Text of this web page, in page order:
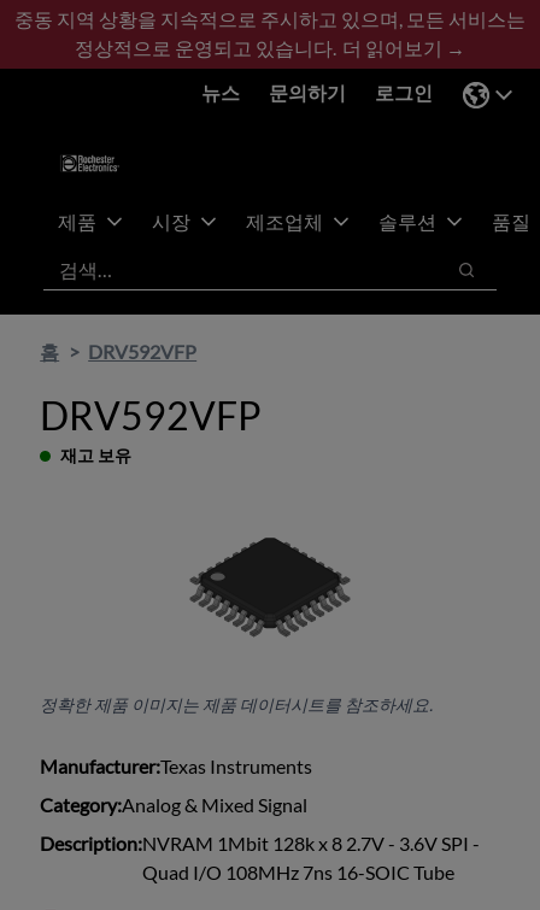
기
콘
바
글
중동 지역 상황을 지속적으로 주시하고 있으며, 모든 서비스는
정상적으로 운영되고 있습니다. 더 읽어보기 →
뉴스
문의하기 로그인
제품 시장 제조업체 솔루션
품질
검색
검색
홈 DRV592VFP
DRV592VFP
재고 보유
정확한 제품 이미지는 제품 데이터시트를 참조하세요.
Manufacturer:Texas Instruments
Category:Analog & Mixed Signal
Description:NVRAM 1Mbit 128k x 8 2.7V - 3.6V SPI -
Quad I/O 108MHz 7ns 16-SOIC Tube